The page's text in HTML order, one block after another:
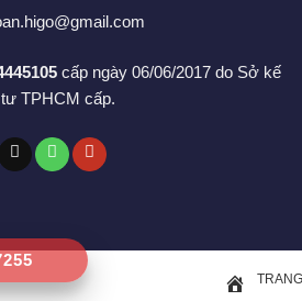
cấp ngày 06/06/2017 do Sở kế
TPHCM cấp.